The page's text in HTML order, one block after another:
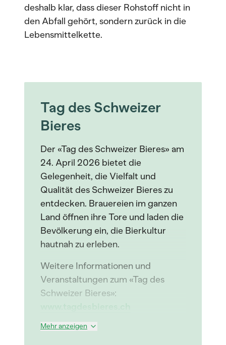
deshalb klar, dass dieser Rohstoff nicht in
den Abfall gehört, sondern zurück in die
Lebensmittelkette.
Tag des Schweizer
Bieres
Der «Tag des Schweizer Bieres» am
24. April 2026 bietet die
Gelegenheit, die Vielfalt und
Qualität des Schweizer Bieres zu
entdecken. Brauereien im ganzen
Land öffnen ihre Tore und laden die
Bevölkerung ein, die Bierkultur
hautnah zu erleben.
Weitere Informationen und
Veranstaltungen zum «Tag des
Schweizer Bieres»:
Mehr anzeigen